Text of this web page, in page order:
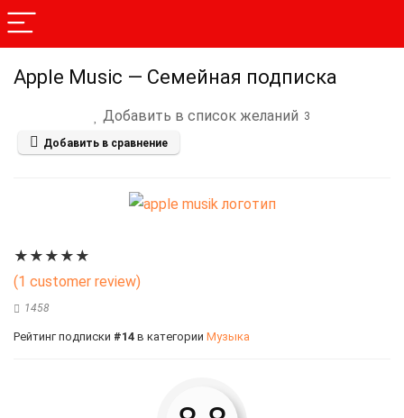
Apple Music — Семейная подписка
Добавить в список желаний 3
Добавить в сравнение
★ ★ ★ ★ ★
(1 customer review)
1458
Рейтинг подписки #14 в категории Музыка